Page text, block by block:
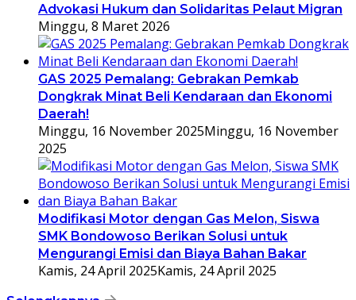
Advokasi Hukum dan Solidaritas Pelaut Migran
Minggu, 8 Maret 2026
GAS 2025 Pemalang: Gebrakan Pemkab
Dongkrak Minat Beli Kendaraan dan Ekonomi
Daerah!
Minggu, 16 November 2025Minggu, 16 November
2025
Modifikasi Motor dengan Gas Melon, Siswa
SMK Bondowoso Berikan Solusi untuk
Mengurangi Emisi dan Biaya Bahan Bakar
Kamis, 24 April 2025Kamis, 24 April 2025